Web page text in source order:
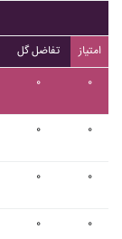
تفاضل گل
امتیاز
۰ ۰
۰ ۰
۰ ۰
۰ ۰